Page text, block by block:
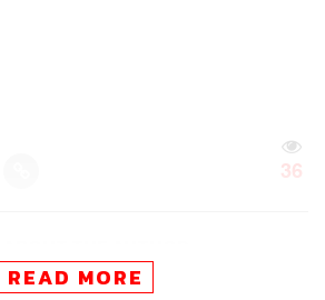
36
THE STANDARD TEAM
READ MORE